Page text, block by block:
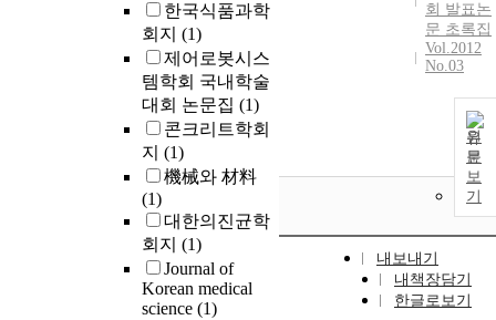
한국식품과학
회지 (1)
제어로봇시스
템학회 국내학술
대회 논문집 (1)
콘크리트학회
지 (1)
機械와 材料
(1)
대한의진균학
회지 (1)
Journal of
Korean medical
science (1)
회 발표논
문 초록집
Vol.2012
No.03
원
문
보
기
내보내기
내책장담기
한글로보기